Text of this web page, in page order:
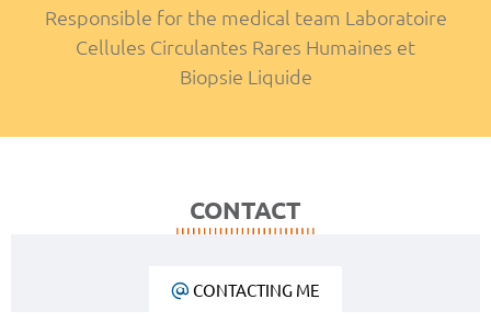
Responsible for the medical team Laboratoire
Cellules Circulantes Rares Humaines et
Biopsie Liquide
CONTACT
CONTACTING ME